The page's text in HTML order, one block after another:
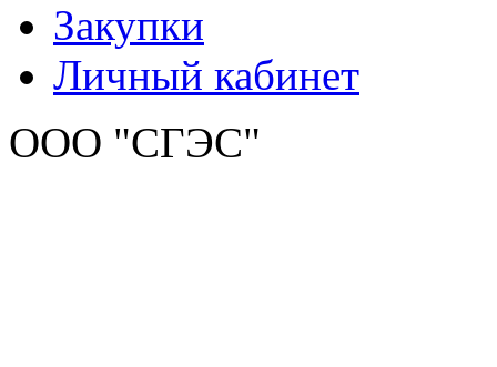
Закупки
Личный кабинет
ООО "СГЭС"